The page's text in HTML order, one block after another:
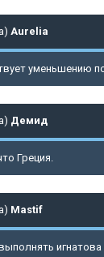
Aurelia
уменьшению
Демид
Греция.
Mastif
игнатова